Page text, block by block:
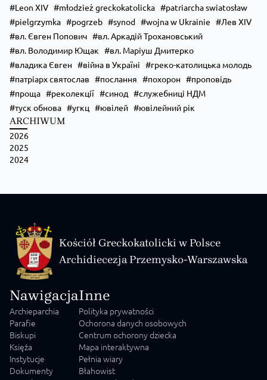
Leon XIV
młodzież greckokatolicka
patriarcha swiatosław
pielgrzymka
pogrzeb synod wojna w Ukrainie
Лев XIV
вл. Євген Попович
вл. Аркадій Трохановський
вл. Володимир Ющак
вл. Маріуш Дмитерко
владика Євген
війна в Україні
греко-католицька молодь
патріарх святослав
послання похорон
проповідь
проща
реколекції синод
служебниці НДМ
туск обнова
угкц ювілей ювілейний рік
ARCHIWUM
2026
2025
2024
Kościół Greckokatolicki w Polsce
Archidiecezja Przemysko-Warszawska
Nawigacja
Archieparchia
Parafie
Biskupi
Księża
Instytucje
Dokumenty
Inne
Polityka prywatności
Ochorona danych osobowych
Centrum ochorony dziecka
Mapa interaktywna
Pełnia wiary
Błahowist